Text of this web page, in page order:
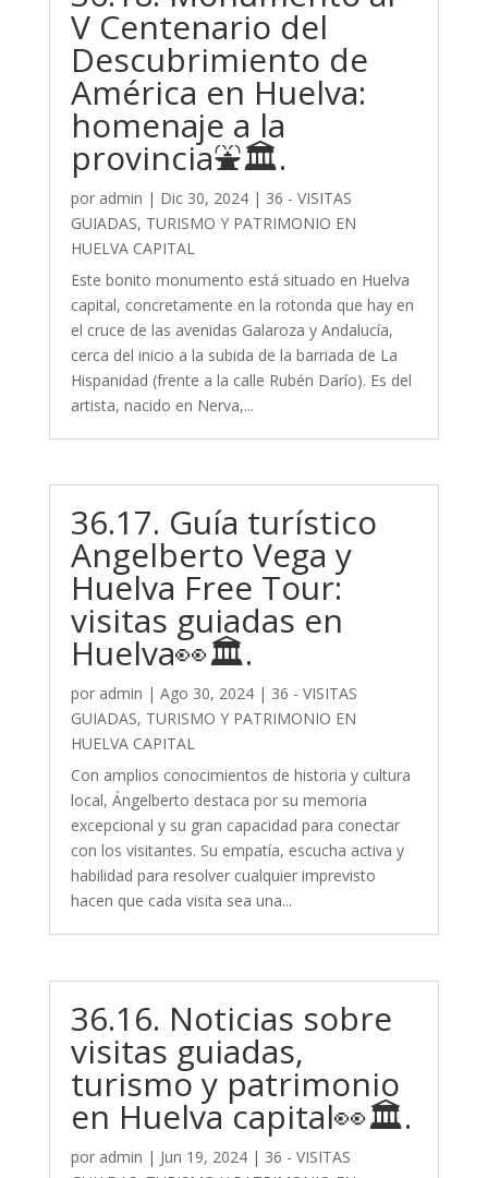
V Centenario del
Descubrimiento de
América en Huelva:
homenaje a la
provincia⛲🏛️.
por admin | Dic 30, 2024| 36 - VISITAS
GUIADAS, TURISMO Y PATRIMONIO EN
HUELVA CAPITAL
Este bonito monumento está situado en Huelva
capital, concretamente en la rotonda que hay en
el cruce de las avenidas Galaroza y Andalucía,
cerca del inicio a la subida de la barriada de La
Hispanidad (frente a la calle Rubén Darío). Es del
artista, nacido en Nerva,...
36.17. Guía turístico
Angelberto Vega y
Huelva Free Tour:
visitas guiadas en
Huelva👀🏛️.
por admin | Ago 30, 2024| 36 - VISITAS
GUIADAS, TURISMO Y PATRIMONIO EN
HUELVA CAPITAL
Con amplios conocimientos de historia y cultura
local, Ángelberto destaca por su memoria
excepcional y su gran capacidad para conectar
con los visitantes. Su empatía, escucha activa y
habilidad para resolver cualquier imprevisto
hacen que cada visita sea una...
36.16. Noticias sobre
visitas guiadas,
turismo y patrimonio
en Huelva capital👀🏛️.
por admin | Jun 19, 2024| 36 - VISITAS